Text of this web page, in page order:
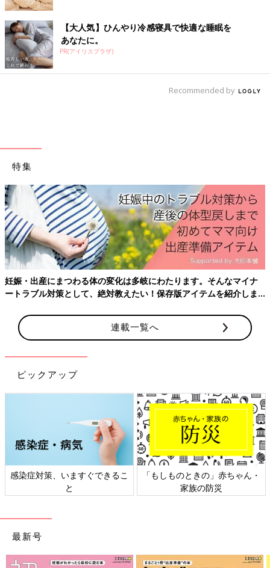
①【完全流産】
子宮内にある胎嚢（赤ちゃんの袋）などが完全に娩出された状
態。
下腹部に軽い痛みがあるものの、次第に消失。ごく少量の出血が
子宮内の胎嚢などが、完全に娩出されずに残っている状態。
○症状は？
下腹部の痛みが強くなったり弱くなったり、陣痛 に似た痛みを感
じることもありますが、次第に軽い痛みに変わります。中等量〜
少量の出血が続きます。
○対処法は？
流産が確定したら、血液検査を行い、子宮の内容物を取り除く手
術をします。
③【稽留流産】
自覚症状はないものの、子宮内で赤ちゃんが死亡してしまってい
るか、赤ちゃんはできておらず胎嚢だけがそのままとどまってい
自覚症状はなし。
○対処法は？
流産が確定したら、血液検査を行い、流産手術（子宮内の内容物
を取り除く手術）をすることが原則ですが、経過観察をすること
④【進行流産】
子宮が収縮を開始して、流産が進行している状態。残念ながら、
進行流産をとどめる手だてはありません。
陣痛に似た規則的な強い痛みが続いて、多めの鮮やかな色の出血
が見られます。
流産が確定したら血液検査を行って、流産手術（子宮内の内容物
【大人気】ひんやり冷感寝具で快適な睡眠を
あなたに。
PR(アイリスプラザ)
Recommended by
特集
わたります。そんなマイナ
保存版アイテムを紹介しま
産後はお世話で大忙し、出産前にそ
ておきたいことをわかりやすく紹介
連載一覧へ
ピックアップ
「もしものときの」赤ちゃん・
家族の防災
日本外来小児科学会リーフレ
ト検討会
最新号